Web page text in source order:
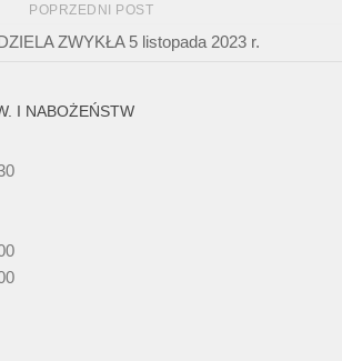
POPRZEDNI POST
ZWYKŁA 5 listopada 2023 r.
I NABOŻEŃSTW